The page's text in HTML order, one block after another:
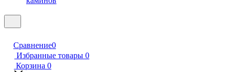
Сравнение0
Избранные товары 0
Корзина 0